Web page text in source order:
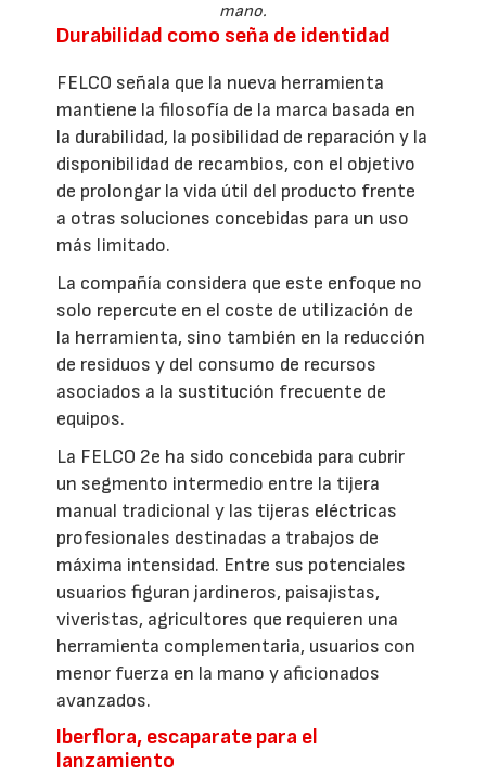
mano.
Durabilidad como seña de identidad
FELCO señala que la nueva herramienta
mantiene la filosofía de la marca basada en
la durabilidad, la posibilidad de reparación y la
disponibilidad de recambios, con el objetivo
de prolongar la vida útil del producto frente
a otras soluciones concebidas para un uso
más limitado.
La compañía considera que este enfoque no
solo repercute en el coste de utilización de
la herramienta, sino también en la reducción
de residuos y del consumo de recursos
asociados a la sustitución frecuente de
equipos.
La FELCO 2e ha sido concebida para cubrir
un segmento intermedio entre la tijera
manual tradicional y las tijeras eléctricas
profesionales destinadas a trabajos de
máxima intensidad. Entre sus potenciales
usuarios figuran jardineros, paisajistas,
viveristas, agricultores que requieren una
herramienta complementaria, usuarios con
menor fuerza en la mano y aficionados
avanzados.
Iberflora, escaparate para el
lanzamiento